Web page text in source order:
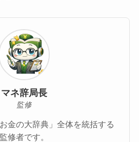
マネ辞局長
監修
金の大辞典」全体を統括する
監修者です。